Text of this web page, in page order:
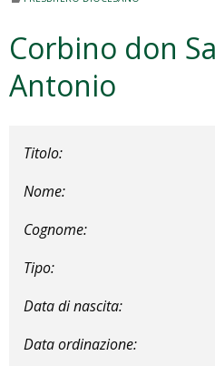
Corbino don
Antonio
Titolo:
Nome:
Cognome:
Tipo:
Data di nascita:
Data ordinazione: